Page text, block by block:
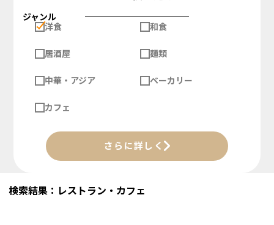
ジャンル
洋食
和食
居酒屋 麺類
中華・アジア ベーカリー
カフェ
さらに詳しく
検索結果：レストラン・カフェ